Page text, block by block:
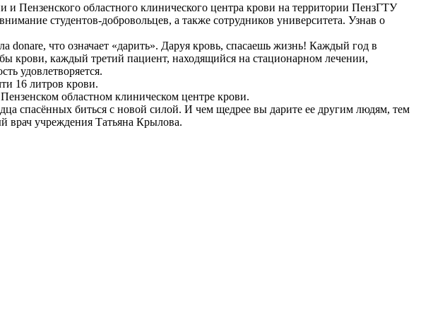
Пензенского областного клинического центра крови на территории ПензГТУ
студентов-добровольцев, а также сотрудников университета. Узнав о
donare, что означает «дарить». Даруя кровь, спасаешь жизнь! Каждый год в
крови, каждый третий пациент, находящийся на стационарном лечении,
удовлетворяется.
16 литров крови.
областном клиническом центре крови.
спасённых биться с новой силой. И чем щедрее вы дарите ее другим людям, тем
врач учреждения Татьяна Крылова.